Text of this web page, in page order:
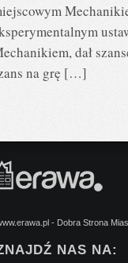
dał
na grę […]
- Dobra Strona
NAS NA: